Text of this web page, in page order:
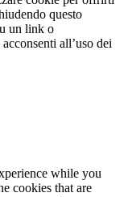
questo
un link o
all’uso dei
while you
cookies that are